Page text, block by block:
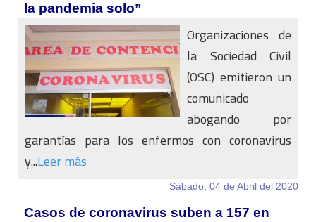
la pandemia solo”
Organizaciones de
la Sociedad Civil
(OSC) emitieron un
comunicado
abogando por
garantías para los enfermos con coronavirus
y...Leer más
Sábado, 04 de Abril del 2020
Casos de coronavirus suben a 157 en